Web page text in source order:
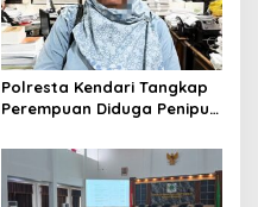
Polresta Kendari Tangkap
Perempuan Diduga Penipu
Rp588,1 Juta